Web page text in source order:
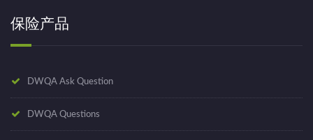
保险产品
DWQA Ask Question
DWQA Questions